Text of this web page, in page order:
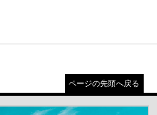
ページの先頭へ戻る